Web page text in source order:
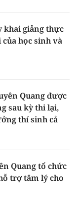
khai giảng thực
học sinh và
Quang được
sau kỳ thi lại,
thí sinh cả
Quang tổ chức
trợ tâm lý cho